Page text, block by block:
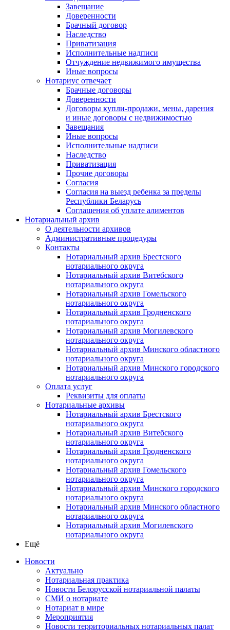
Завещание
Доверенности
Брачный договор
Наследство
Приватизация
Исполнительные надписи
Отчуждение недвижимого имущества
Иные вопросы
Нотариус отвечает
Брачные договоры
Доверенности
Договоры купли-продажи, мены, дарения
и иные договоры с недвижимостью
Завещания
Иные вопросы
Исполнительные надписи
Наследство
Приватизация
Прочие договоры
Согласия
Согласия на выезд ребенка за пределы
Республики Беларусь
Соглашения об уплате алиментов
Нотариальный архив
О деятельности архивов
Административные процедуры
Контакты
Нотариальный архив Брестского
нотариального округа
Нотариальный архив Витебского
нотариального округа
Нотариальный архив Гомельского
нотариального округа
Нотариальный архив Гродненского
нотариального округа
Нотариальный архив Могилевского
нотариального округа
Нотариальный архив Минского областного
нотариального округа
Нотариальный архив Минского городского
нотариального округа
Оплата услуг
Реквизиты для оплаты
Нотариальные архивы
Нотариальный архив Брестского
нотариального округа
Нотариальный архив Витебского
нотариального округа
Нотариальный архив Гродненского
нотариального округа
Нотариальный архив Гомельского
нотариального округа
Нотариальный архив Минского городского
нотариального округа
Нотариальный архив Минского областного
нотариального округа
Нотариальный архив Могилевского
нотариального округа
Ещё
Новости
Актуально
Нотариальная практика
Новости Белорусской нотариальной палаты
СМИ о нотариате
Нотариат в мире
Мероприятия
Новости территориальных нотариальных палат